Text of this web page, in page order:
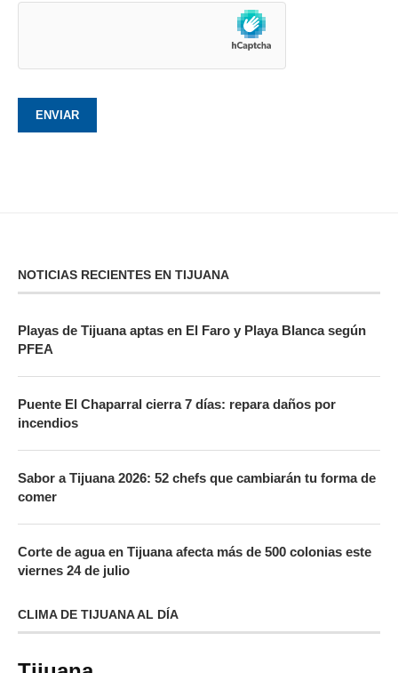
NOTICIAS RECIENTES EN TIJUANA
Playas de Tijuana aptas en El Faro y Playa Blanca según
PFEA
Puente El Chaparral cierra 7 días: repara daños por
incendios
Sabor a Tijuana 2026: 52 chefs que cambiarán tu forma de
comer
Corte de agua en Tijuana afecta más de 500 colonias este
viernes 24 de julio
CLIMA DE TIJUANA AL DÍA